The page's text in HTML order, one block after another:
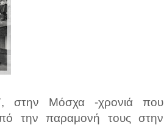
στην Μόσχα -χρονιά που
την παραμονή τους στην